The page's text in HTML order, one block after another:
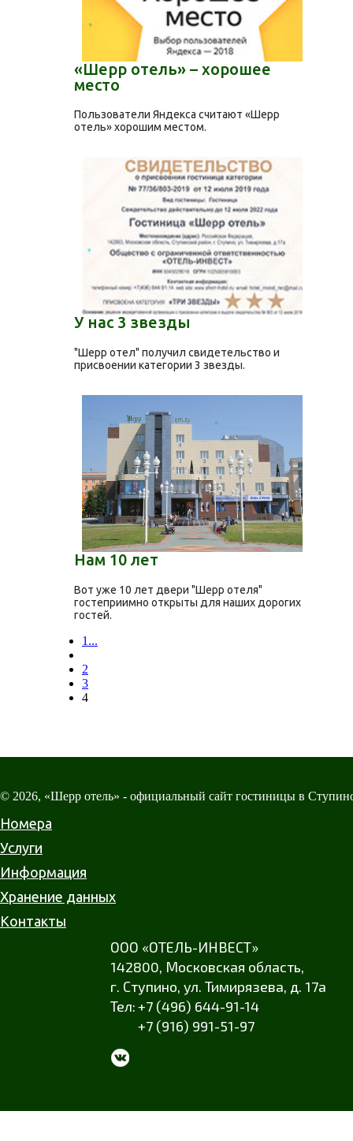
«Шерр отель» – хорошее
место
Пользователи Яндекса считают «Шерр
отель» хорошим местом.
У нас 3 звезды
"Шерр отел" получил свидетельство и
присвоении категории 3 звезды.
Нам 10 лет
Вот уже 10 лет двери "Шерр отеля"
гостеприимно открыты для наших дорогих
гостей.
1...
2
3
4
© 2026, «Шерр отель» - официальный сайт гостиницы в
Номера
Услуги
Информация
Хранение данных
Контакты
ООО «ОТЕЛЬ-ИНВЕСТ»
142800, Московская область,
г. Ступино, ул. Тимирязева, д. 17а
+7 (496) 644-91-14
+7 (916) 991-51-97